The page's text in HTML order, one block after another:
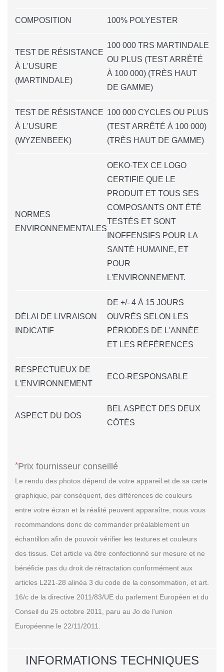
COMPOSITION 100% POLYESTER
TEST DE RÉSISTANCE
À L'USURE
(MARTINDALE)
100 000 TRS MARTINDALE
OU PLUS (TEST ARRÊTÉ
À 100 000) (TRÈS HAUT
DE GAMME)
TEST DE RÉSISTANCE
À L'USURE
(WYZENBEEK)
100 000 CYCLES OU PLUS
(TEST ARRÊTÉ À 100 000)
(TRÈS HAUT DE GAMME)
NORMES
ENVIRONNEMENTALES
OEKO-TEX CE LOGO
CERTIFIE QUE LE
PRODUIT ET TOUS SES
COMPOSANTS ONT ÉTÉ
TESTÉS ET SONT
INOFFENSIFS POUR LA
SANTÉ HUMAINE, ET
POUR
L'ENVIRONNEMENT.
DÉLAI DE LIVRAISON
INDICATIF
DE +/- 4 À 15 JOURS
OUVRÉS SELON LES
PÉRIODES DE L'ANNÉE
ET LES RÉFÉRENCES
RESPECTUEUX DE
L'ENVIRONNEMENT
ECO-RESPONSABLE
ASPECT DU DOS
BEL ASPECT DES DEUX
CÔTÉS
*Prix fournisseur conseillé
Le rendu des photos dépend de votre appareil et de sa carte
graphique, par conséquent, des différences de couleurs
entre votre écran et la réalité peuvent apparaître, nous vous
recommandons donc de commander préalablement un
échantillon afin de pouvoir vérifier les textures et couleurs
des tissus. Cet article va être confectionné sur mesure et ne
bénéficie pas du droit de rétractation conformément aux
articles L221-28 alinéa 3 du code de la consommation, et art.
16/c de la directive 2011/83/UE du parlement Européen et du
Conseil du 25 octobre 2011, paru au Jo de l'union
Européenne le 22/11/2011.
INFORMATIONS TECHNIQUES